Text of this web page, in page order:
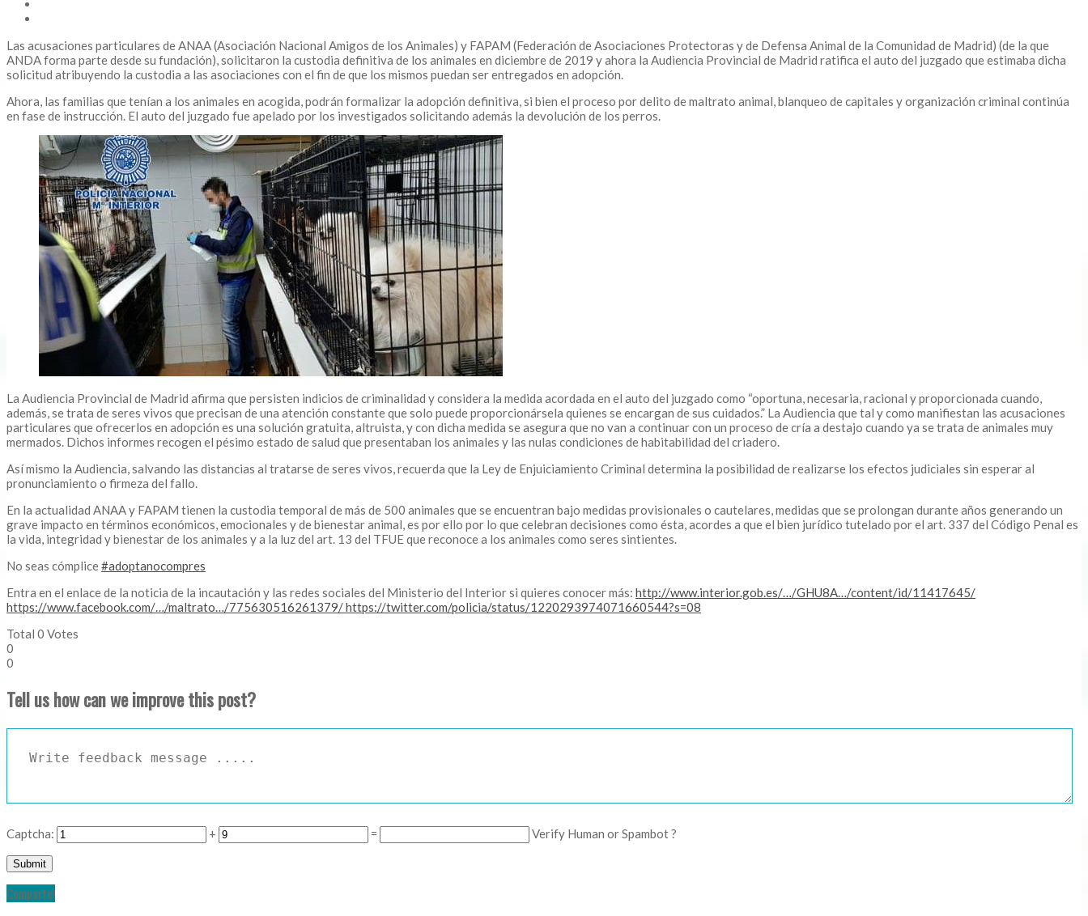
Las acusaciones particulares de ANAA (Asociación Nacional Amigos de los Animales) y FAPAM (Federación de Asociaciones Protectoras y de Defensa Animal de la Comunidad de Madrid) (de la que
ANDA forma parte desde su fundación), solicitaron la custodia definitiva de los animales en diciembre de 2019 y ahora la Audiencia Provincial de Madrid ratifica el auto del juzgado que estimaba dicha
solicitud atribuyendo la custodia a las asociaciones con el fin de que los mismos puedan ser entregados en adopción.
Ahora, las familias que tenían a los animales en acogida, podrán formalizar la adopción definitiva, si bien el proceso por delito de maltrato animal, blanqueo de capitales y organización criminal continúa
en fase de instrucción. El auto del juzgado fue apelado por los investigados solicitando además la devolución de los perros.
La Audiencia Provincial de Madrid afirma que persisten indicios de criminalidad y considera la medida acordada en el auto del juzgado como “oportuna, necesaria, racional y proporcionada cuando,
además, se trata de seres vivos que precisan de una atención constante que solo puede proporcionársela quienes se encargan de sus cuidados.” La Audiencia que tal y como manifiestan las acusaciones
particulares que ofrecerlos en adopción es una solución gratuita, altruista, y con dicha medida se asegura que no van a continuar con un proceso de cría a destajo cuando ya se trata de animales muy
mermados. Dichos informes recogen el pésimo estado de salud que presentaban los animales y las nulas condiciones de habitabilidad del criadero.
Así mismo la Audiencia, salvando las distancias al tratarse de seres vivos, recuerda que la Ley de Enjuiciamiento Criminal determina la posibilidad de realizarse los efectos judiciales sin esperar al
pronunciamiento o firmeza del fallo.
En la actualidad ANAA y FAPAM tienen la custodia temporal de más de 500 animales que se encuentran bajo medidas provisionales o cautelares, medidas que se prolongan durante años generando un
grave impacto en términos económicos, emocionales y de bienestar animal, es por ello por lo que celebran decisiones como ésta, acordes a que el bien jurídico tutelado por el art. 337 del Código Penal es
la vida, integridad y bienestar de los animales y a la luz del art. 13 del TFUE que reconoce a los animales como seres sintientes.
No seas cómplice#adoptanocompres
Entra en el enlace de la noticia de la incautación y las redes sociales del Ministerio del Interior si quieres conocer más: http://www.interior.gob.es/…/GHU8A…/content/id/11417645/
https://www.facebook.com/…/maltrato…/775630516261379/ https://twitter.com/policia/status/1220293974071660544?s=08
Total 0 Votes
0
0
Tell us how can we improve this post?
Captcha: + = Verify Human or Spambot ?
Comparte!